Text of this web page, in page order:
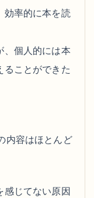
効率的に本を読
、個人的には本
ることができた
内容はほとんど
感じてない原因